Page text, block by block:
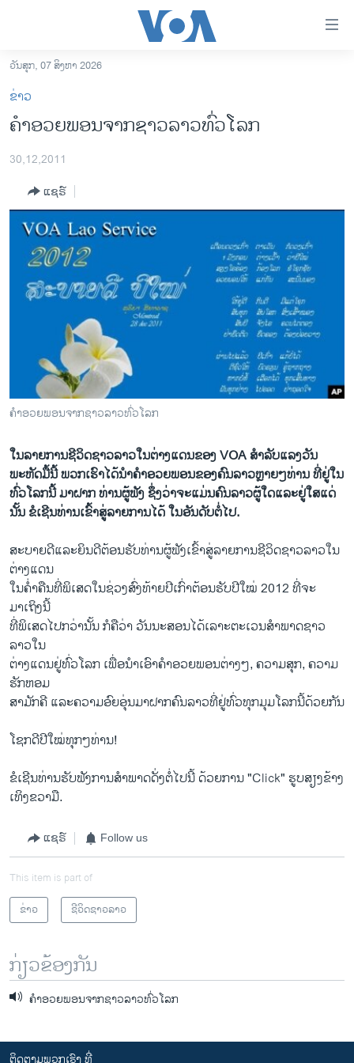
ເຂົ້າ
ຫາ
ຂ້າມ
ໄປ
ຊອກ
ລາວ
ການເລືອກຕັ້ງ ປະທານາທີບໍດີ ສະຫະລັດ 2024
ຂ່າວ​ຈີນ
ໂລກ
ເອເຊຍ
ອິດສະຫຼະພາບດ້ານການຂ່າວ
ຊຸມຊົນຊາວລາວ
ວິທະຍາສາດ-ເທັກໂນໂລຈີ
ທຸລະກິດ
ວີດີໂອ
ສຽງ
ລາຍການກະຈາຍສຽງ
ຕິດຕາມພວກເຮົາ ທີ່
ພາສາຕ່າງໆ
ວັນສຸກ, 07 ສິງຫາ 2026
ຂ່າວ
ຄໍາອວຍພອນຈາກຊາວລາວທົ່ວໂລກ
30,12,2011
ແຊຣ໌
ຄໍາອວຍພອນຈາກຊາວລາວທົ່ວໂລກ
ໃນລາຍການຊີວິດຊາວລາວໃນຕ່າງແດນຂອງ VOA ສຳລັບແລງວັນ
ພະຫັດມື້ນີ້ ພວກເຮົາໄດ້ນໍາຄໍາອວຍພອນຂອງຄົນລາວຫຼາຍໆທ່ານ ທີ່ຢູ່ໃນ
ທົ່ວໂລກນີ້ ມາຝາກ ທ່ານຜູ້ຟັງ ຊຶ່ງວ່າຈະແມ່ນຄົນລາວຜູ້ໃດແລະຢູ່ໃສແດ່
ນັ້ນ ຂໍເຊີນທ່ານເຂົ້າສູ່ລາຍການໄດ້ ໃນອັນດັບຕໍ່ໄປ.
ສະບາຍດີແລະຍິນດີຕ້ອນຮັບທ່ານຜູ້ຟັງເຂົ້າສູ່ລາຍການຊີວິດຊາວລາວໃນ
ຕ່າງແດນ
ໃນຄໍ່າຄືນທີ່ພິເສດໃນຊ່ວງສົ່ງທ້າຍປີເກົ່າຕ້ອນຮັບປີໃໝ່ 2012 ທີ່ຈະ
ມາເຖິງນີ້
ທີ່ພິເສດໄປກວ່ານັ້ນ ກໍຄືວ່າ ວັນນະສອນໄດ້ເລາະຕະເວນສໍາພາດຊາວ
ລາວໃນ
ຕ່າງແດນຢູ່ທົ່ວໂລກ ເພື່ອນໍາເອົາຄໍາອວຍພອນຕ່າງໆ, ຄວາມສຸກ, ຄວາມ
ຮັກຫອມ
ສາມັກຄີ ແລະຄວາມອົຍອຸ່ນມາຝາກຄົນລາວທີ່ຢູ່ທົ່ວທຸກມຸມໂລກນີ້ດ້ວຍກັນ
ໂຊກດີປີໃໝທຸກໆທານ!
ຂໍເຊີນທານຮັບຟັງການສຳພາດດງຕໄປນ ດວຍການ "Click" ຮູບສຽງຂາງ
ເທິງຂວາມື.
ແຊຣ໌ Follow us
This item is part of
ຂ່າວ
ຊີວິດຊາວລາວ
ກ່ຽວຂ້ອງກັນ
ຄໍາອວຍພອນຈາກຊາວລາວທົ່ວໂລກ
ຕິດຕາມພວກເຮົາ ທີ່